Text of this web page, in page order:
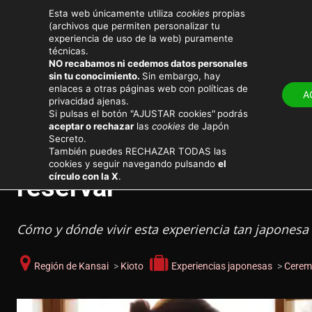
LUGARES
Viajar a Japón Consejos de viaje
Ceremonia del té en
reservar
Cómo y dónde vivir esta experiencia tan japonesa
Región de Kansai > Kioto Experiencias japonesas >
Esta web únicamente utiliza cookies propias
(archivos que permiten personalizar tu
experiencia de uso de la web) puramente
técnicas.
NO recabamos ni cedemos datos personales
sin tu conocimiento. Sin embargo, hay
enlaces a otras páginas web con políticas de
privacidad ajenas.
Si pulsas el botón "AJUSTAR cookies" podrás
aceptar o rechazarlas cookies de Japón
Secreto.
También puedes RECHAZAR TODAS las
cookies y seguir navegando pulsando el
círculo con la X.